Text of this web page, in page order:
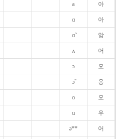
a 아
ɑ 아
ɑ̃ 앙
ʌ 어
ɔ 오
ɔ̃ 옹
o 오
u 우
ə** 어